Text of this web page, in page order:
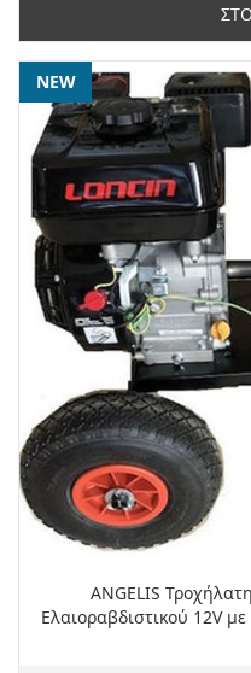
NEW
ANGELIS
Ελαιοραβδιστικού 12V